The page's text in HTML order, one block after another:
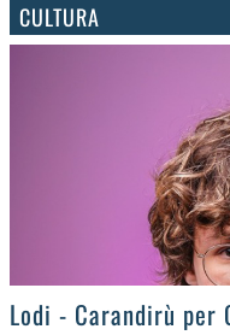
CULTURA
Lodi - Carandirù per